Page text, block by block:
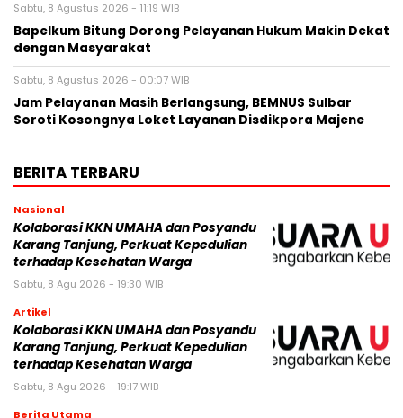
Sabtu, 8 Agustus 2026 - 11:19 WIB
Bapelkum Bitung Dorong Pelayanan Hukum Makin Dekat
dengan Masyarakat
Sabtu, 8 Agustus 2026 - 00:07 WIB
Jam Pelayanan Masih Berlangsung, BEMNUS Sulbar
Soroti Kosongnya Loket Layanan Disdikpora Majene
BERITA TERBARU
Nasional
Kolaborasi KKN UMAHA dan Posyandu
Karang Tanjung, Perkuat Kepedulian
terhadap Kesehatan Warga
Sabtu, 8 Agu 2026 - 19:30 WIB
Artikel
Kolaborasi KKN UMAHA dan Posyandu
Karang Tanjung, Perkuat Kepedulian
terhadap Kesehatan Warga
Sabtu, 8 Agu 2026 - 19:17 WIB
Berita Utama